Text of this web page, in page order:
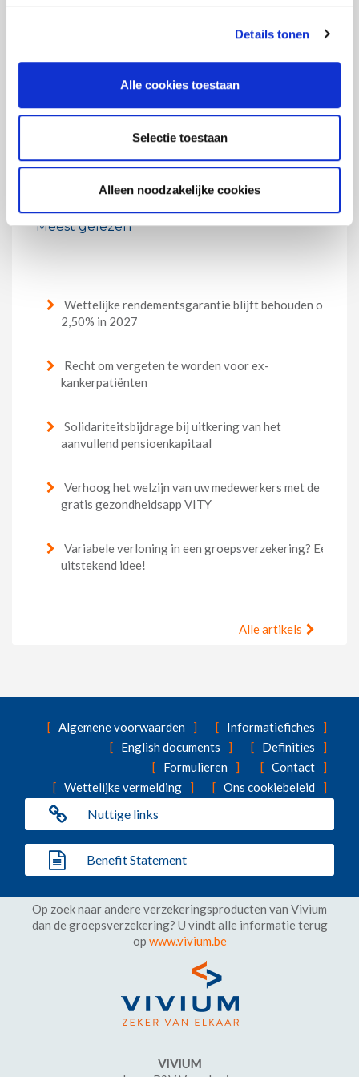
Details tonen
Alle cookies toestaan
Selectie toestaan
Alleen noodzakelijke cookies
Neem contact op met uw verzekeringsmakelaar.
*De fiscale en wettelijke voorwaarden en beperkingen
van toepassing op groepsverzekering zijn ook van
Meest gelezen
Wettelijke rendementsgarantie blijft behouden op
2,50% in 2027
Recht om vergeten te worden voor ex-
kankerpatiënten
Solidariteitsbijdrage bij uitkering van het
aanvullend pensioenkapitaal
Verhoog het welzijn van uw medewerkers met de
gratis gezondheidsapp VITY
Variabele verloning in een groepsverzekering? Een
uitstekend idee!
Alle artikels
Algemene voorwaarden
Informatiefiches
English documents
Definities
Formulieren
Contact
Wettelijke vermelding
Ons cookiebeleid
Nuttige links
Benefit Statement
Op zoek naar andere verzekeringsproducten van Vivium
dan de groepsverzekering? U vindt alle informatie terug
op www.vivium.be
VIVIUM